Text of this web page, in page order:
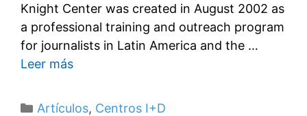
Knight Center was created in August 2002 as
a professional training and outreach program
for journalists in Latin America and the …
Leer más
Categorías
Artículos, Centros I+D